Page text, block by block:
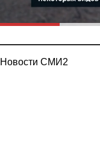
Новости СМИ2